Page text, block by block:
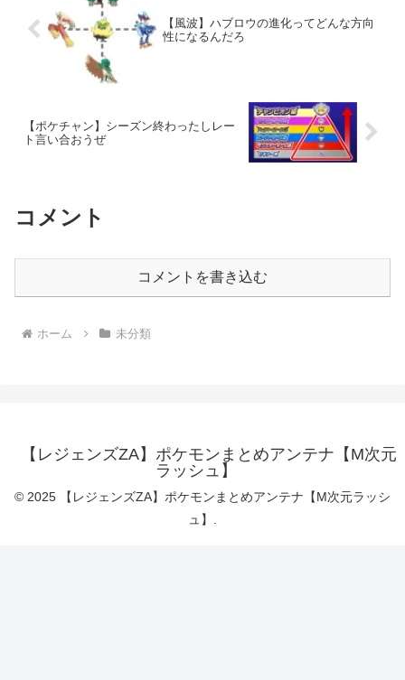
【風波】ハブロウの進化ってどんな方向
性になるんだろ
【ポケチャン】シーズン終わったしレー
ト言い合おうぜ
コメント
コメントを書き込む
ホーム 未分類
【レジェンズZA】ポケモンまとめアンテナ【M次元
ラッシュ】
© 2025 【レジェンズZA】ポケモンまとめアンテナ【M次元ラッシ
ュ】.